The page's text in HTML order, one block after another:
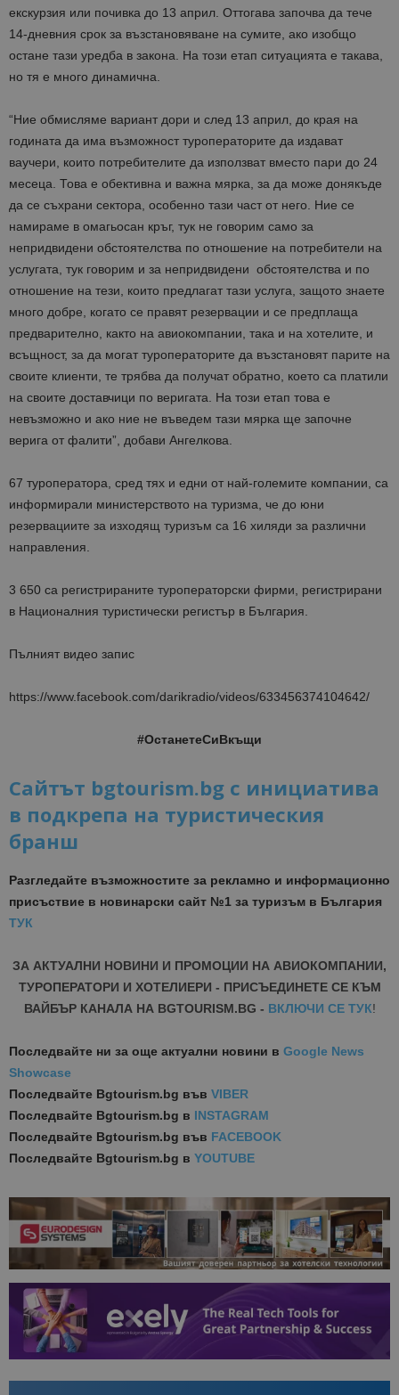
екскурзия или почивка до 13 април. Оттогава започва да тече
14-дневния срок за възстановяване на сумите, ако изобщо
остане тази уредба в закона. На този етап ситуацията е такава,
но тя е много динамична.
“Ние обмисляме вариант дори и след 13 април, до края на
годината да има възможност туроператорите да издават
ваучери, които потребителите да използват вместо пари до 24
месеца. Това е обективна и важна мярка, за да може донякъде
да се съхрани сектора, особенно тази част от него. Ние се
намираме в омагьосан кръг, тук не говорим само за
непридвидени обстоятелства по отношение на потребители на
услугата, тук говорим и за непридвидени обстоятелства и по
отношение на тези, които предлагат тази услуга, защото знаете
много добре, когато се правят резервации и се предплаща
предварително, както на авиокомпании, така и на хотелите, и
всъщност, за да могат туроператорите да възстановят парите на
своите клиенти, те трябва да получат обратно, което са платили
на своите доставчици по веригата. На този етап това е
невъзможно и ако ние не въведем тази мярка ще започне
верига от фалити”, добави Ангелкова.
67 туроператора, сред тях и едни от най-големите компании, са
информирали министерството на туризма, че до юни
резервациите за изходящ туризъм са 16 хиляди за различни
направления.
3 650 са регистрираните туроператорски фирми, регистрирани
в Националния туристически регистър в България.
Пълният видео запис
https://www.facebook.com/darikradio/videos/633456374104642/
#ОстанетеСиВкъщи
Сайтът bgtourism.bg с инициатива
в подкрепа на туристическия
бранш
Разгледайте възможностите за рекламно и информационно
присъствие в новинарски сайт №1 за туризъм в България
ТУК
ЗА АКТУАЛНИ НОВИНИ И ПРОМОЦИИ НА АВИОКОМПАНИИ,
ТУРОПЕРАТОРИ И ХОТЕЛИЕРИ - ПРИСЪЕДИНЕТЕ СЕ КЪМ
ВАЙБЪР КАНАЛА НА BGTOURISM.BG - ВКЛЮЧИ СЕ ТУК!
Последвайте ни за още актуални новини в Google News
Showcase
Последвайте Bgtourism.bg във VIBER
Последвайте Bgtourism.bg в INSTAGRAM
Последвайте Bgtourism.bg във FACEBOOK
Последвайте Bgtourism.bg в YOUTUBE